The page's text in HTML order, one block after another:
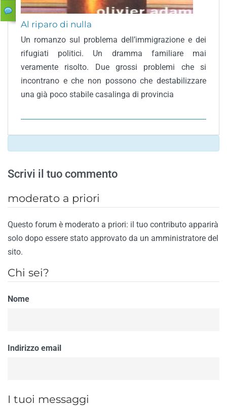
Al riparo di nulla
Un romanzo sul problema dell’immigrazione e dei
rifugiati politici. Un dramma familiare mai
veramente risolto. Due grossi problemi che si
incontrano e che non possono che destabilizzare
una già poco stabile casalinga di provincia
Scrivi il tuo commento
moderato a priori
Questo forum è moderato a priori: il tuo contributo apparirà
solo dopo essere stato approvato da un amministratore del
sito.
Chi sei?
Nome
Indirizzo email
I tuoi messaggi